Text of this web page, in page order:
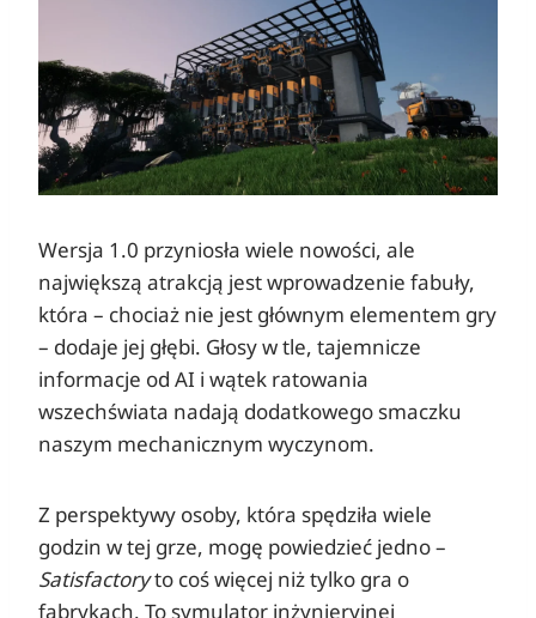
Wersja 1.0 przyniosła wiele nowości, ale
największą atrakcją jest wprowadzenie fabuły,
która – chociaż nie jest głównym elementem gry
– dodaje jej głębi. Głosy w tle, tajemnicze
informacje od AI i wątek ratowania
wszechświata nadają dodatkowego smaczku
naszym mechanicznym wyczynom.
Z perspektywy osoby, która spędziła wiele
godzin w tej grze, mogę powiedzieć jedno –
Satisfactoryto coś więcej niż tylko gra o
fabrykach. To symulator inżynieryjnej